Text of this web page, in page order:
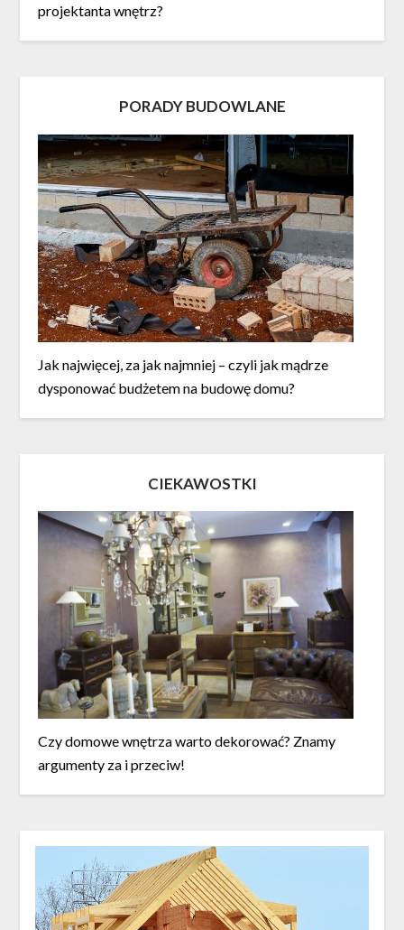
projektanta wnętrz?
PORADY BUDOWLANE
Jak najwięcej, za jak najmniej – czyli jak mądrze
dysponować budżetem na budowę domu?
CIEKAWOSTKI
Czy domowe wnętrza warto dekorować? Znamy
argumenty za i przeciw!